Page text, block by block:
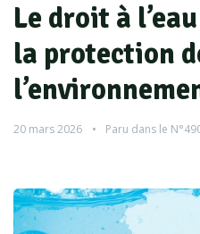
Le droit à
la protection
20 mars 2026 Paru dans le